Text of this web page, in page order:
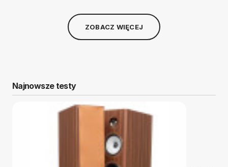
ZOBACZ WIĘCEJ
Najnowsze testy